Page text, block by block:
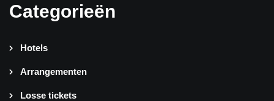
Categorieën
Hotels
Arrangementen
Losse tickets